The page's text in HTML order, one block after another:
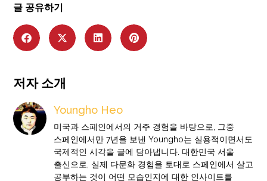
글 공유하기
저자 소개
Youngho Heo
미국과 스페인에서의 거주 경험을 바탕으로, 그중
스페인에서만 7년을 보낸 Youngho는 실용적이면서도
국제적인 시각을 글에 담아냅니다. 대한민국 서울
출신으로, 실제 다문화 경험을 토대로 스페인에서 살고
공부하는 것이 어떤 모습인지에 대한 인사이트를